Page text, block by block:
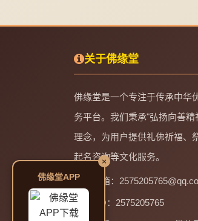
关于佛缘堂
佛缘堂是一个专注于传承中华
务平台。我们秉承"弘扬向善
理念，为用户提供礼佛祈福、
起名咨询等文化服务。
邮箱：
QQ：2575205765
佛缘堂APP
×